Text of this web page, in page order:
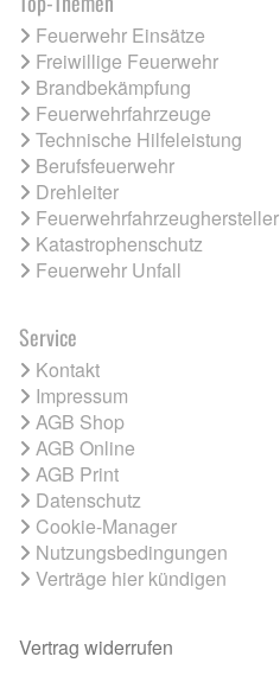
Feuerwehr Einsätze
Freiwillige Feuerwehr
Brandbekämpfung
Feuerwehrfahrzeuge
Technische Hilfeleistung
Berufsfeuerwehr
Drehleiter
Feuerwehrfahrzeughersteller
Katastrophenschutz
Feuerwehr Unfall
Service
Kontakt
Impressum
AGB Shop
AGB Online
AGB Print
Datenschutz
Cookie-Manager
Nutzungsbedingungen
Verträge hier kündigen
Vertrag widerrufen